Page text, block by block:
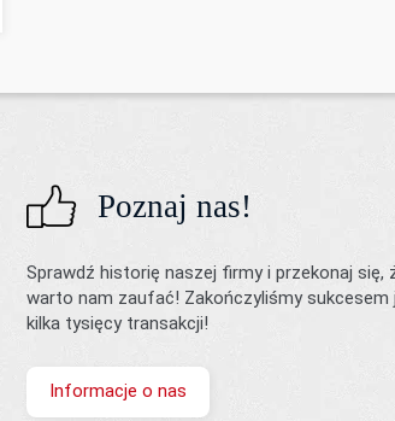
Poznaj nas!
Sprawdź historię naszej firmy i przekonaj się,
warto nam zaufać! Zakończyliśmy sukcesem
kilka tysięcy transakcji!
Informacje o nas